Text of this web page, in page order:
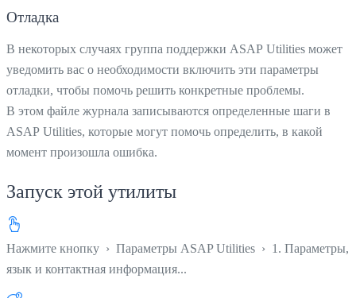
Отладка
В некоторых случаях группа поддержки ASAP Utilities может
уведомить вас о необходимости включить эти параметры
отладки, чтобы помочь решить конкретные проблемы.
В этом файле журнала записываются определенные шаги в
ASAP Utilities, которые могут помочь определить, в какой
момент произошла ошибка.
Запуск этой утилиты
Нажмите кнопку › Параметры ASAP Utilities › 1. Параметры,
язык и контактная информация...